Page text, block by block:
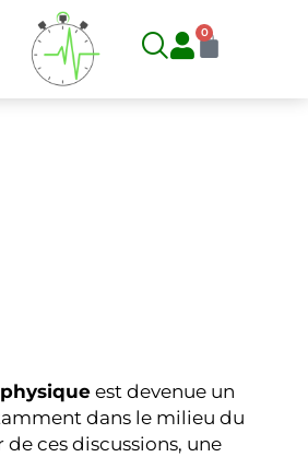
0
Panier
est devenue un
dans le milieu du
ces discussions, une